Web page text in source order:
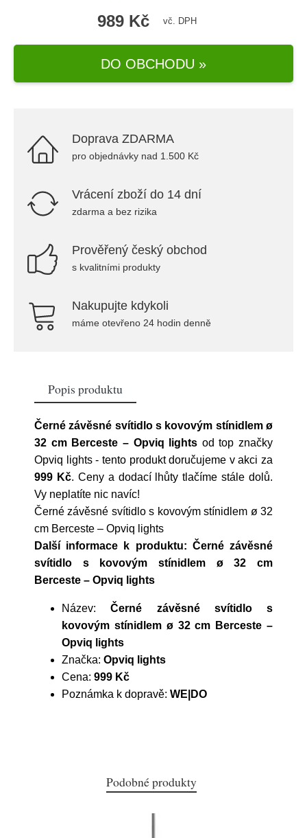
989 Kč vč. DPH
DO OBCHODU »
Doprava ZDARMA
pro objednávky nad 1.500 Kč
Vrácení zboží do 14 dní
zdarma a bez rizika
Prověřený český obchod
s kvalitními produkty
Nakupujte kdykoli
máme otevřeno 24 hodin denně
Popis produktu
Černé závěsné svítidlo s kovovým stínidlem ø
32 cm Berceste – Opviq lights od top značky
Opviq lights- tento produkt doručujeme v akci za
999 Kč. Ceny a dodací lhůty tlačíme stále dolů.
Vy neplatíte nic navíc!
Černé závěsné svítidlo s kovovým stínidlem ø 32
cm Berceste – Opviq lights
Další informace k produktu: Černé závěsné
svítidlo s kovovým stínidlem ø 32 cm
Berceste – Opviq lights
Název:Černé závěsné svítidlo s
kovovým stínidlem ø 32 cm Berceste –
Opviq lights
Značka: Opviq lights
Cena: 999 Kč
Poznámka k dopravě: WE|DO
Podobné produkty